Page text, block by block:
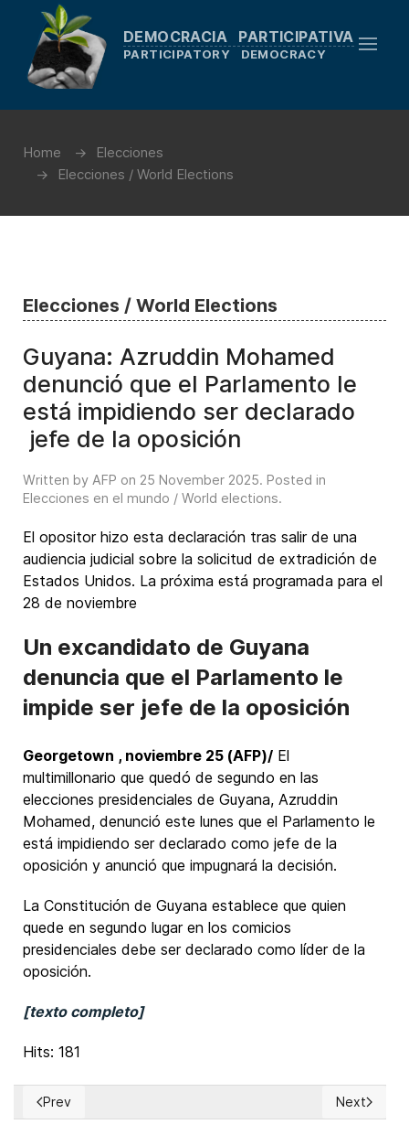
DEMOCRACIA PARTICIPATIVA
PARTICIPATORY DEMOCRACY
Home
Elecciones
Elecciones / World Elections
Elecciones / World Elections
Guyana: Azruddin Mohamed
denunció que el Parlamento le
está impidiendo ser declarado
jefe de la oposición
Written by AFP on 25 November 2025. Posted in
Elecciones en el mundo / World elections.
El opositor hizo esta declaración tras salir de una
audiencia judicial sobre la solicitud de extradición de
Estados Unidos. La próxima está programada para el
28 de noviembre
Un excandidato de Guyana
denuncia que el Parlamento le
impide ser jefe de la oposición
Georgetown , noviembre 25 (AFP)/ El
multimillonario que quedó de segundo en las
elecciones presidenciales de Guyana, Azruddin
Mohamed, denunció este lunes que el Parlamento le
está impidiendo ser declarado como jefe de la
oposición y anunció que impugnará la decisión.
La Constitución de Guyana establece que quien
quede en segundo lugar en los comicios
presidenciales debe ser declarado como líder de la
oposición.
[texto completo]
Hits: 181
Previous article: Honduras: Todo listo para unas elecciones
Prev Next
Next